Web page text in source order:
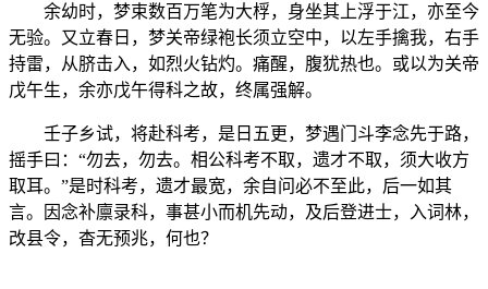
余幼时，梦束数百万笔为大桴，身坐其上浮于江，亦至今
无验。又立春日，梦关帝绿袍长须立空中，以左手擒我，右手
持雷，从脐击入，如烈火钻灼。痛醒，腹犹热也。或以为关帝
戊午生，余亦戊午得科之故，终属强解。
壬子乡试，将赴科考，是日五更，梦遇门斗李念先于路，
摇手曰：“勿去，勿去。相公科考不取，遗才不取，须大收方
取耳。”是时科考，遗才最宽，余自问必不至此，后一如其
言。因念补廪录科，事甚小而机先动，及后登进士，入词林，
改县令，杳无预兆，何也？